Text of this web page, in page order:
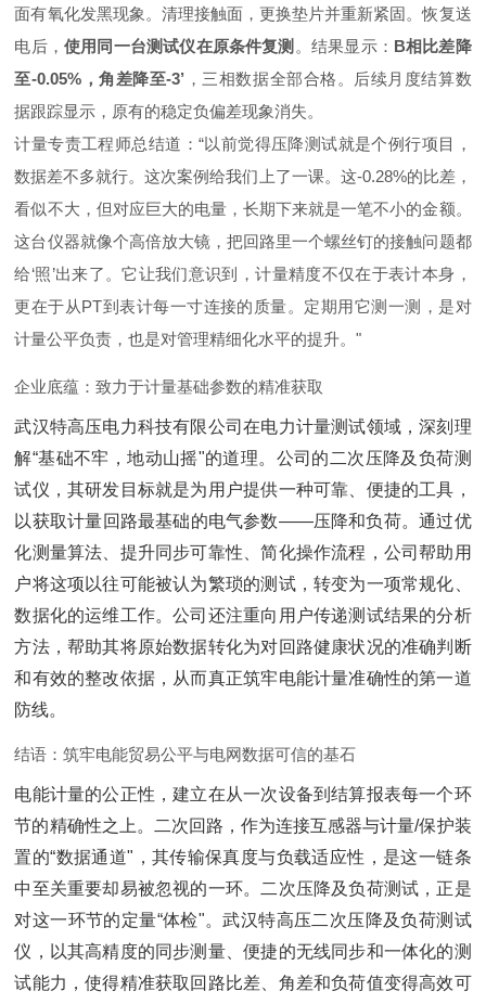
面有氧化发黑现象。清理接触面，更换垫片并重新紧固。恢复送
电后，‌ 使用同一台测试仪在原条件复测 ‌。结果显示：‌ B相比差降
至-0.05%，角差降至-3’ ‌，三相数据全部合格。后续月度结算数
据跟踪显示，原有的稳定负偏差现象消失。
计量专责工程师总结道：“以前觉得压降测试就是个例行项目，
数据差不多就行。这次案例给我们上了一课。这-0.28%的比差，
看似不大，但对应巨大的电量，长期下来就是一笔不小的金额。
这台仪器就像个高倍放大镜，把回路里一个螺丝钉的接触问题都
给‘照’出来了。它让我们意识到，计量精度不仅在于表计本身，
更在于从PT到表计每一寸连接的质量。定期用它测一测，是对
计量公平负责，也是对管理精细化水平的提升。"
企业底蕴：致力于计量基础参数的精准获取
武汉特高压电力科技有限公司在电力计量测试领域，深刻理
解“基础不牢，地动山摇"的道理。公司的二次压降及负荷测
试仪，其研发目标就是为用户提供一种可靠、便捷的工具，
以获取计量回路最基础的电气参数——压降和负荷。通过优
化测量算法、提升同步可靠性、简化操作流程，公司帮助用
户将这项以往可能被认为繁琐的测试，转变为一项常规化、
数据化的运维工作。公司还注重向用户传递测试结果的分析
方法，帮助其将原始数据转化为对回路健康状况的准确判断
和有效的整改依据，从而真正筑牢电能计量准确性的第一道
防线。
结语：筑牢电能贸易公平与电网数据可信的基石
电能计量的公正性，建立在从一次设备到结算报表每一个环
节的精确性之上。二次回路，作为连接互感器与计量/保护装
置的“数据通道"，其传输保真度与负载适应性，是这一链条
中至关重要却易被忽视的一环。二次压降及负荷测试，正是
对这一环节的定量“体检"。武汉特高压二次压降及负荷测试
仪，以其高精度的同步测量、便捷的无线同步和一体化的测
试能力，使得精准获取回路比差、角差和负荷值变得高效可